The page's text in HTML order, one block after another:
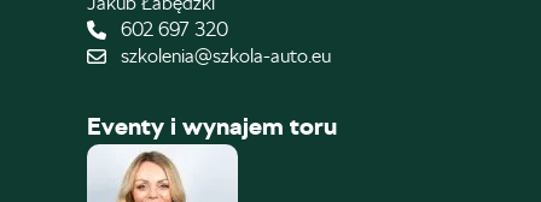
602 697 320
szkolenia@szkola-auto.eu
Eventy i wynajem toru